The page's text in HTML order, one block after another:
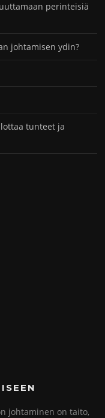
perinteisiä
johtamisen ydin?
tunteet ja
johtaminen on taito,